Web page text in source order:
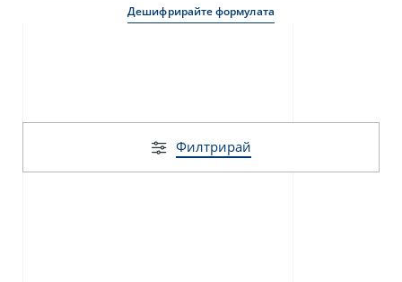
Дешифрирайте формулата
Филтрирай